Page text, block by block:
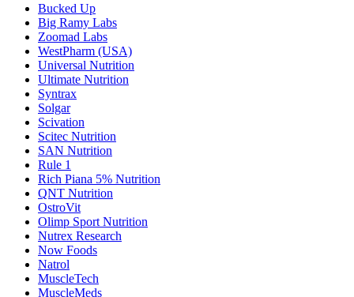
Bucked Up
Big Ramy Labs
Zoomad Labs
WestPharm (USA)
Universal Nutrition
Ultimate Nutrition
Syntrax
Solgar
Scivation
Scitec Nutrition
SAN Nutrition
Rule 1
Rich Piana 5% Nutrition
QNT Nutrition
OstroVit
Olimp Sport Nutrition
Nutrex Research
Now Foods
Natrol
MuscleTech
MuscleMeds